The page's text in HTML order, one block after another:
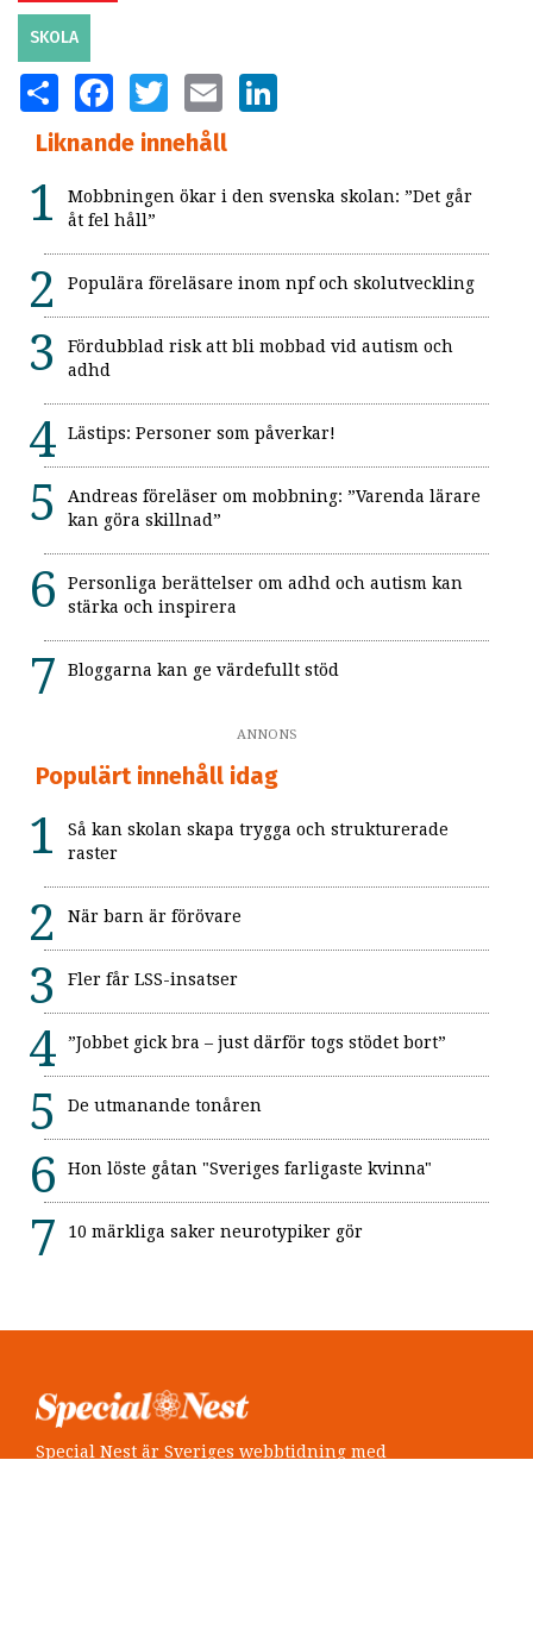
SKOLA
SHARE FACEBOOKTWITTER EMAIL
Liknande innehåll
Mobbningen ökar i den svenska skolan: ”Det går
åt fel håll”
Populära föreläsare inom npf och skolutveckling
Fördubblad risk att bli mobbad vid autism och
adhd
Lästips: Personer som påverkar!
Andreas föreläser om mobbning: ”Varenda lärare
kan göra skillnad”
Personliga berättelser om adhd och autism kan
stärka och inspirera
Bloggarna kan ge värdefullt stöd
ANNONS
Populärt innehåll idag
Så kan skolan skapa trygga och strukturerade
raster
När barn är förövare
Fler får LSS-insatser
”Jobbet gick bra – just därför togs stödet bort”
De utmanande tonåren
Hon löste gåtan "Sveriges farligaste kvinna"
10 märkliga saker neurotypiker gör
Special Nest är Sveriges webbtidning med